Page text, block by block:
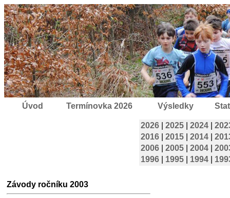
Úvod Termínovka 2026 Výsledky
2026 2025 2024
2016
2015 2014
2006
2005 2004
1996
1995 1994
Závody ročníku 2003